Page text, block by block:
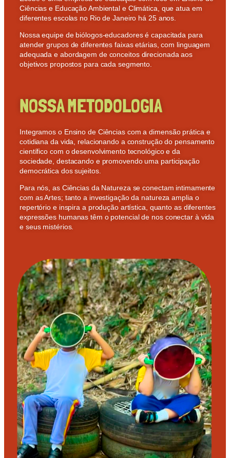
Ciências e Educação Ambiental e Climática, que atua em
diferentes escolas no Rio de Janeiro há 25 anos.
Nossa equipe de biólogos-educadores é capacitada para
atender grupos de diferentes faixas etárias, com linguagem
adequada e abordagem de conceitos direcionada aos
objetivos propostos para cada segmento.
NOSSA METODOLOGIA
Integramos o Ensino de Ciências com a dimensão prática e
cotidiana da vida, relacionando a construção do pensamento
científico com o desenvolvimento tecnológico e da
sociedade, destacando e promovendo uma participação
democrática dos sujeitos.
Para nós, as Ciências da Natureza se conectam intimamente
com as Artes; tanto a investigação da natureza amplia o
repertório e inspira a produção artística, quanto as diferentes
expressões humanas têm o potencial de nos conectar à vida
e seus mistérios.